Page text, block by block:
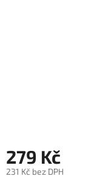
279 Kč
231 Kč bez DPH